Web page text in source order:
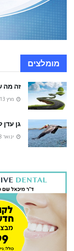
מומלצים
זה מה
מרץ 13, 2024
גן עדן
ינואר 8, 2024